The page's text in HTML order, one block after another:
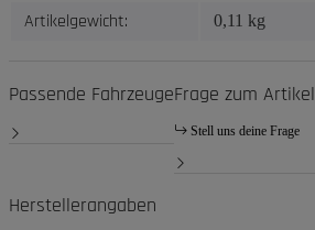
Artikelgewicht: 0,11 kg
Passende FahrzeugeFrage zum Artikel
Stell uns deine Frage
Herstellerangaben